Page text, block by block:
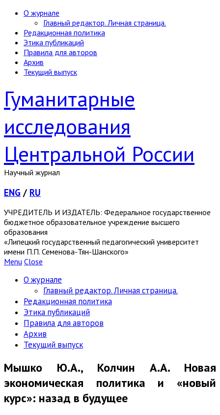
О журнале
Главный редактор. Личная страница.
Редакционная политика
Этика публикаций
Правила для авторов
Архив
Текущий выпуск
Гуманитарные
исследования
Центральной России
Научный журнал
ENG / RU
УЧРЕДИТЕЛЬ И ИЗДАТЕЛЬ: Федеральное государственное
бюджетное образовательное учреждение высшего
образования
«Липецкий государственный педагогический университет
имени П.П. Семенова-Тян-Шанского»
Menu Close
О журнале
Главный редактор. Личная страница.
Редакционная политика
Этика публикаций
Правила для авторов
Архив
Текущий выпуск
Мышко Ю.А., Колчин А.А. Новая
экономическая политика и «новый
курс»: назад в будущее